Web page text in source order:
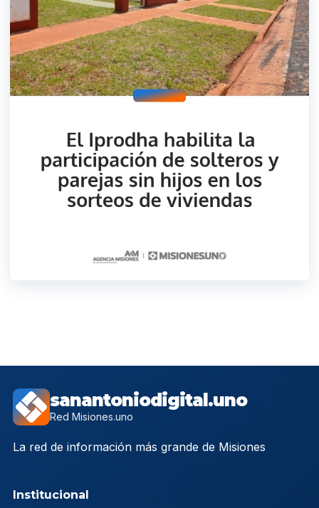
sanantoniodigital.uno
Red Misiones.uno
La red de información más grande de Misiones
Institucional